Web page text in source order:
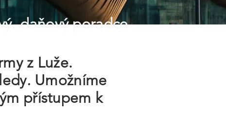
daňový poradce
z Luže.
Umožníme
přístupem k